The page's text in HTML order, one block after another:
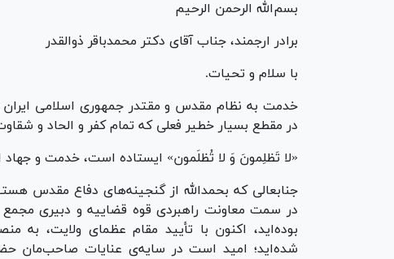
بسم‌الله الرحمن الرحیم
برادر ارجمند، جناب آقای دکتر محمدباقر ذوالقدر
با سلام و تحیات.
خدمت به نظام مقدس و مقتدر جمهوری اسلامی
در مقطع بسیار خطیر فعلی که تمام کفر و الحاد و
«لا تَظلِمونَ وَ لا تُظلَمون» ایستاده است، خدمت و
جنابعالی که بحمدالله از گنجینه‌های دفاع مقدس
در سمت معاونت راهبردی قوه قضاییه و دبیری
بوده‌اید، اکنون با تأیید مقام عظمای ولایت،
شده‌اید؛ امید است در سایه‌ی عنایات صاحب‌مان